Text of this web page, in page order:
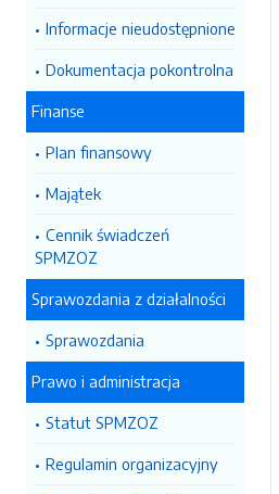
Informacje nieudostępnione
Dokumentacja pokontrolna
Finanse
Plan finansowy
Majątek
Cennik świadczeń
SPMZOZ
Sprawozdania z działalności
Sprawozdania
Prawo i administracja
Statut SPMZOZ
Regulamin organizacyjny